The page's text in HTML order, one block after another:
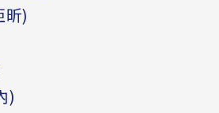
昕)
)